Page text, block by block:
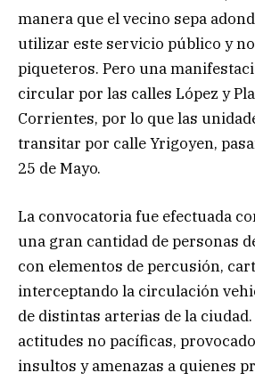
manera que el vecino sepa
utilizar este servicio público y
piqueteros. Pero una
circular por las calles López y
Corrientes, por lo que las
transitar por calle Yrigoyen,
25 de Mayo.
La convocatoria fue efectuada
una gran cantidad de personas
con elementos de percusión,
interceptando la circulación
de distintas arterias de la
actitudes no pacíficas,
insultos y amenazas a quienes